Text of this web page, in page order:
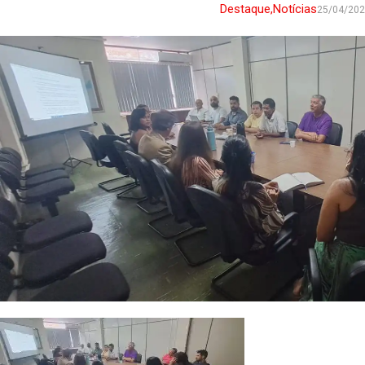
Destaque,Notícias25/04/